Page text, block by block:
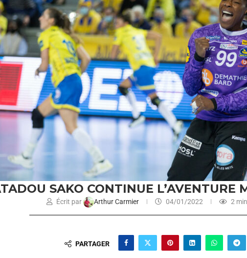
SAKO CONTINUE L’AVENTURE
Écrit par Arthur Carmier 04/01/2022 2
PARTAGER